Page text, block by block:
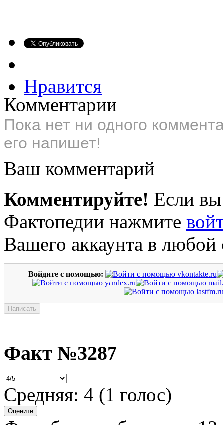
Нравится
Комментарии
Пока нет ни одного
его напишет!
Ваш комментарий
Комментируйте! Если вы
Фактопедии нажмите
Вашего аккаунта в любой
Войдите с помощью:
Факт №3287
Средняя: 4 (1 голос)